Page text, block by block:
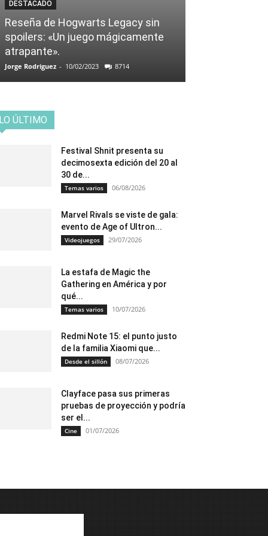
DESTACADO
Reseña de Hogwarts Legacy sin
spoilers: «Un juego mágicamente
atrapante».
Jorge Rodriguez - 10/02/2023 8714
LO ÚLTIMO
Festival Shnit presenta su
decimosexta edición del 20 al
30 de...
Temas varios 06/08/2026
Marvel Rivals se viste de gala:
evento de Age of Ultron...
Videojuegos 29/07/2026
La estafa de Magic the
Gathering en América y por
qué...
Temas varios 10/07/2026
Redmi Note 15: el punto justo
de la familia Xiaomi que...
Desde el sillón 08/07/2026
Clayface pasa sus primeras
pruebas de proyección y podría
ser el...
Cine 01/07/2026